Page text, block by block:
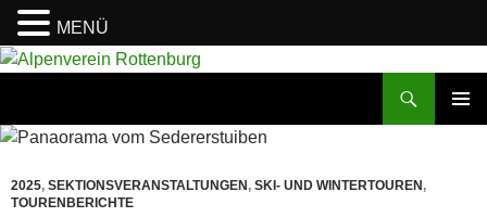
Zum
2025, SEKTIONSVERANSTALTUNGEN, SKI- UND WINTERTOUREN,
TOURENBERICHTE
MENÜ